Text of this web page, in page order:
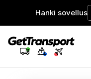
Hanki sovellus